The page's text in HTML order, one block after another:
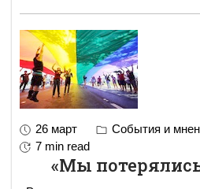
26 март События и
7 min read
«Мы